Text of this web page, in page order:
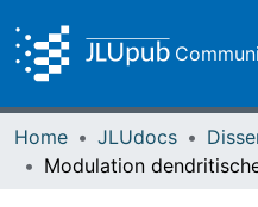
Home JLUdocs